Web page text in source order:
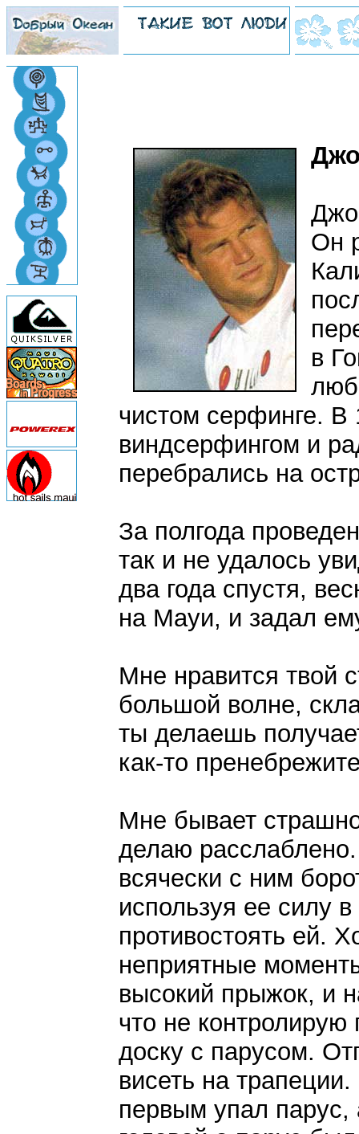
Он
в
чистом серфинге. В
виндсерфингом и
перебрались на
За полгода
так и не удалось
два года спустя,
на Мауи, и задал
Мне нравится твой
большой волне,
ты делаешь
как-то
Мне бывает
делаю
всячески с ним
используя ее силу
противостоять ей.
неприятные
высокий прыжок, и
что не
доску с парусом.
висеть на
первым упал парус,